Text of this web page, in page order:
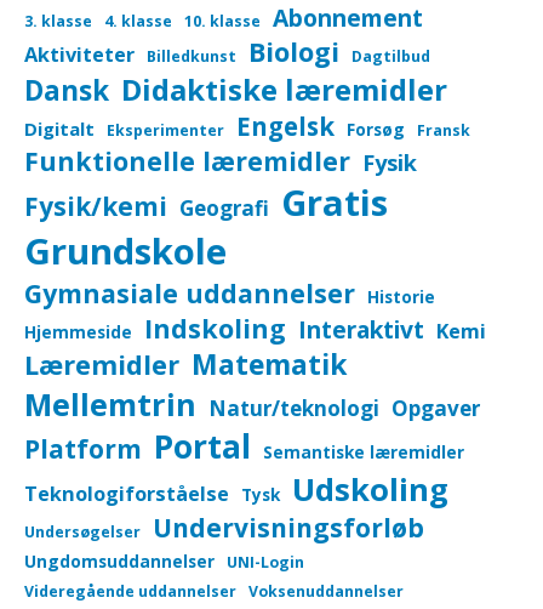
3. klasse 4. klasse 10. klasse Abonnement
Aktiviteter Billedkunst Biologi Dagtilbud
Dansk Didaktiske læremidler
Digitalt Eksperimenter Engelsk Forsøg Fransk
Funktionelle læremidler Fysik
Fysik/kemi Geografi Gratis
Grundskole
Gymnasiale uddannelser Historie
Hjemmeside
Indskoling Interaktivt Kemi
Læremidler Matematik
Mellemtrin Natur/teknologi Opgaver
Platform Portal Semantiske læremidler
Teknologiforståelse Tysk Udskoling
Undersøgelser Undervisningsforløb
Ungdomsuddannelser
UNI-Login
Videregående uddannelser Voksenuddannelser